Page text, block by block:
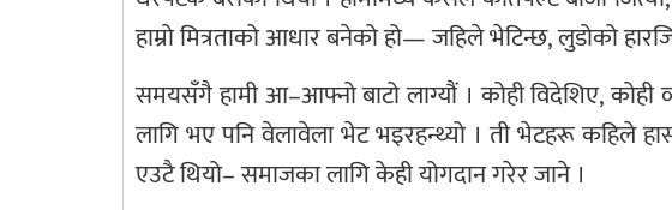
हाम्रो मित्रताको आधार बनेको हो— जहिले भेटिन्छ, लुडोको
समयसँगै हामी आ–आफ्नो बाटो लाग्यौं । कोही विदेशिए, कोही
लागि भए पनि वेलावेला भेट भइरहन्थ्यो । ती भेटहरू कहिले
एउटै थियो– समाजका लागि केही योगदान गरेर जाने ।